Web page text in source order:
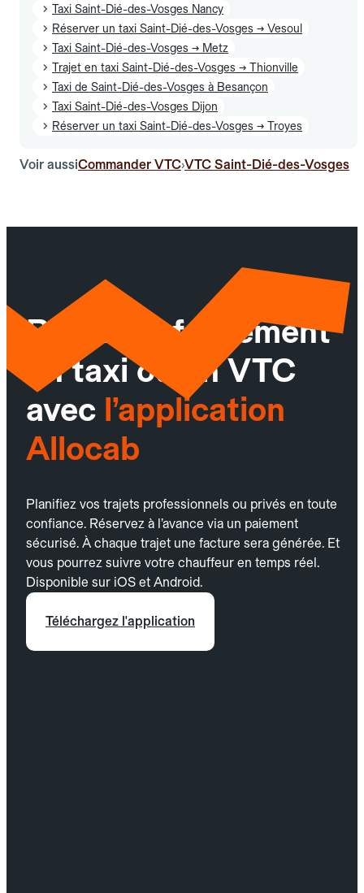
Taxi Saint-Dié-des-Vosges Nancy
Réserver un taxi Saint-Dié-des-Vosges → Vesoul
Taxi Saint-Dié-des-Vosges → Metz
Trajet en taxi Saint-Dié-des-Vosges → Thionville
Taxi de Saint-Dié-des-Vosges à Besançon
Taxi Saint-Dié-des-Vosges Dijon
Réserver un taxi Saint-Dié-des-Vosges → Troyes
Voir aussiCommander VTC›VTC Saint-Dié-des-Vosges
Réservez facilement
un taxi ou un VTC
avec l’application
Allocab
Planifiez vos trajets professionnels ou privés en toute
confiance. Réservez à l’avance via un paiement
sécurisé. À chaque trajet une facture sera générée. Et
vous pourrez suivre votre chauffeur en temps réel.
Disponible sur iOS et Android.
Téléchargez l'application